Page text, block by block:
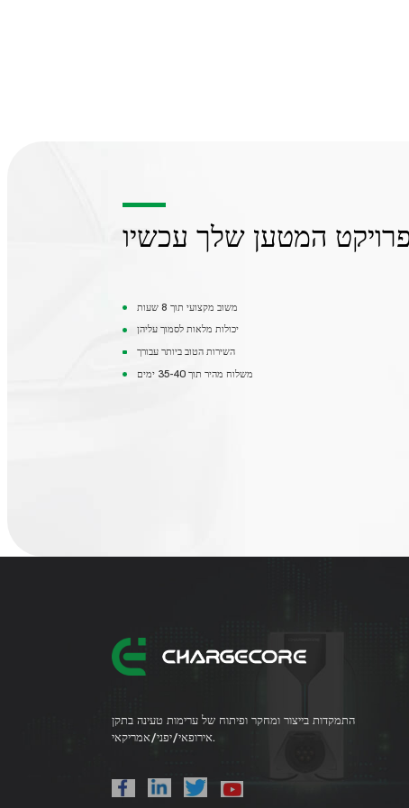
משוב מקצועי תוך 8 שעות
יכולות מלאות לסמוך עליהן
השירות הטוב ביותר עבורך
משלוח מהיר תוך 35-40 ימים
התמקדות בייצור ומחקר ופיתוח של ערימות טעינה בתקן
אירופאי/יפני/אמריקאי.